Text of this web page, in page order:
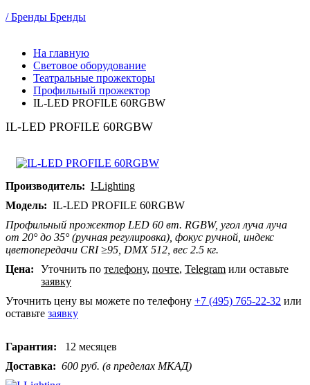
/ Бренды Бренды
На главную
Световое оборудование
Театральные прожекторы
Профильный прожектор
IL-LED PROFILE 60RGBW
IL-LED PROFILE 60RGBW
Производитель: I-Lighting
Модель: IL-LED PROFILE 60RGBW
Профильный прожектор LED 60 вт. RGBW, угол луча луча
от 20° до 35° (ручная регулировка), фокус ручной, индекс
цветопередачи CRI ≥95, DMX 512, вес 2.5 кг.
Цена:
Уточнить по телефону, почте, Telegram или оставьте
заявку
Уточнить цену вы можете по телефону +7 (495) 765-22-32 или
оставьте заявку
Гарантия: 12 месяцев
Доставка: 600 руб. (в пределах МКАД)